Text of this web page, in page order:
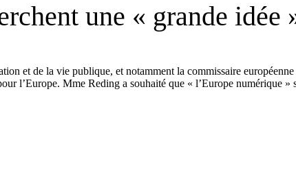
une « grande idée
et de la vie publique, et notamment la commissaire
l’Europe. Mme Reding a souhaité que « l’Europe numérique